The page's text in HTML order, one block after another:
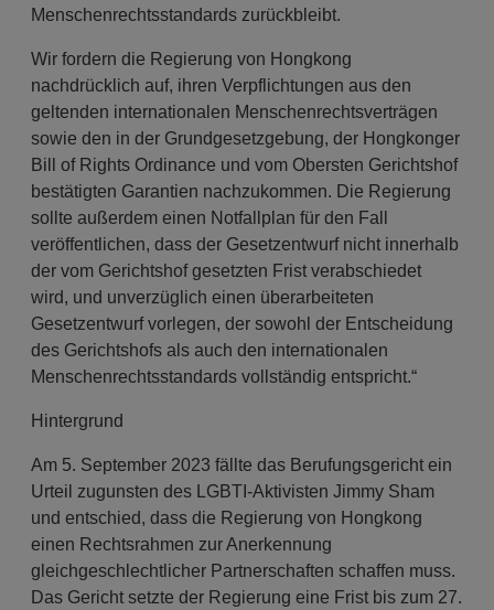
Menschenrechtsstandards zurückbleibt.
Wir fordern die Regierung von Hongkong
nachdrücklich auf, ihren Verpflichtungen aus den
geltenden internationalen Menschenrechtsverträgen
sowie den in der Grundgesetzgebung, der Hongkonger
Bill of Rights Ordinance und vom Obersten Gerichtshof
bestätigten Garantien nachzukommen. Die Regierung
sollte außerdem einen Notfallplan für den Fall
veröffentlichen, dass der Gesetzentwurf nicht innerhalb
der vom Gerichtshof gesetzten Frist verabschiedet
wird, und unverzüglich einen überarbeiteten
Gesetzentwurf vorlegen, der sowohl der Entscheidung
des Gerichtshofs als auch den internationalen
Menschenrechtsstandards vollständig entspricht.“
Hintergrund
Am 5. September 2023 fällte das Berufungsgericht ein
Urteil zugunsten des LGBTI-Aktivisten Jimmy Sham
und entschied, dass die Regierung von Hongkong
einen Rechtsrahmen zur Anerkennung
gleichgeschlechtlicher Partnerschaften schaffen muss.
Das Gericht setzte der Regierung eine Frist bis zum 27.